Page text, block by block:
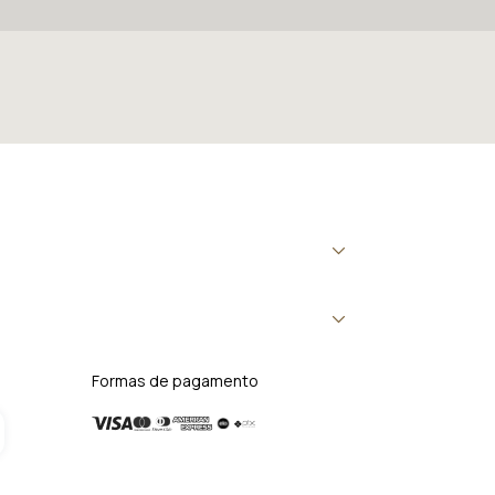
Formas de pagamento